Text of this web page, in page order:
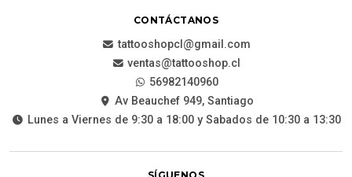
CONTÁCTANOS
tattooshopcl@gmail.com
ventas@tattooshop.cl
56982140960
Av Beauchef 949, Santiago
Lunes a Viernes de 9:30 a 18:00 y Sabados de 10:30 a 13:30